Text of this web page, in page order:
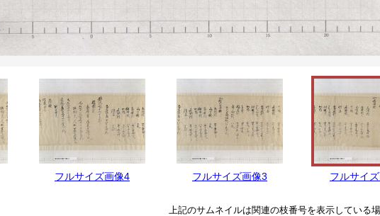
フルサイズ画像4 フルサイズ画像3 フルサイ
上記のサムネイルは関連の枝番号を表示している